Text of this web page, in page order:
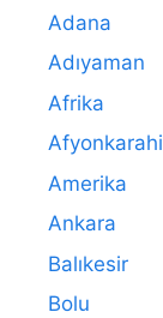
Adana
Adıyaman
Afrika
Amerika
Ankara
Balıkesir
Bolu